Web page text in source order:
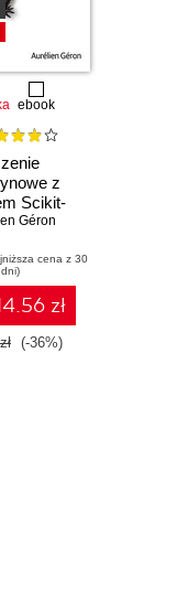
ebook
z
Scikit-
Keras i
III
Géron
cena z 30
dni)
zł
(-36%)